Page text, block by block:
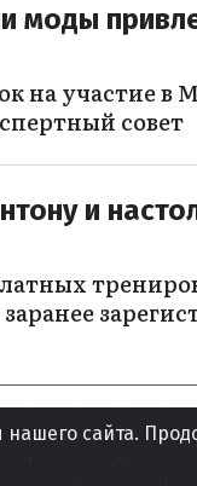
моды
на участие в
совет
и
сайта.